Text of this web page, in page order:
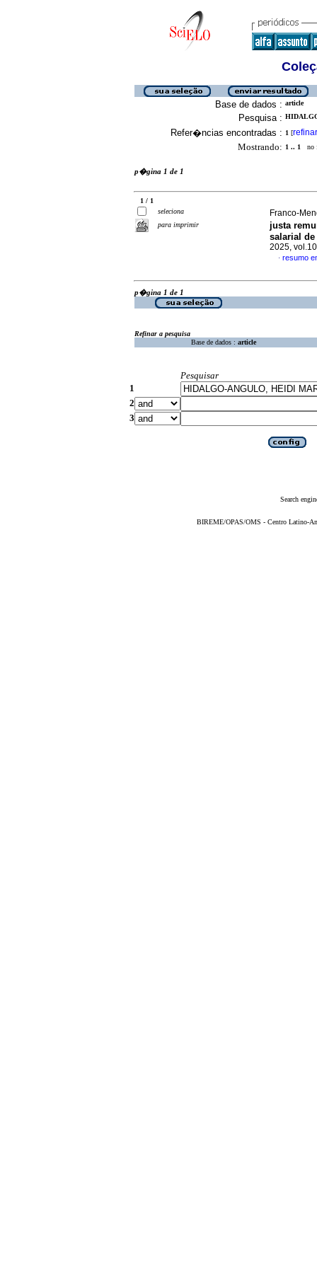
Base de dados : article
Pesquisa :
Refer�ncias encontradas : 1 [refinar
Mostrando: 1 .. 1 no
p�gina 1 de 1
1 / 1
seleciona
para imprimir
Franco-
justa
salarial
2025,
· resumo
p�gina 1 de 1
Refinar a pesquisa
Base de dados : article
Pesquisar
1
2
3
Search
BIREME/OPAS/OMS - Centro Latino-